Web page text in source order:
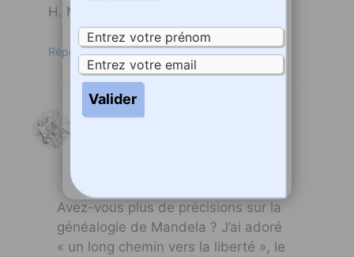
H. Merlin
Répondre
admin
Avez-vous plus de précisions sur la
généalogie de Mandela ? J’ai adoré
« un long chemin vers la liberté », le